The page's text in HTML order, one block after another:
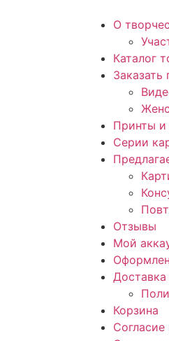
О
Каталог
Заказать
Принты и
Серии
Отзывы
Мой
Доставка
Корзина